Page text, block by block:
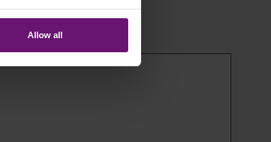
Allow all